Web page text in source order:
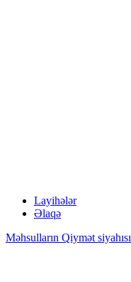
Layihələr
Əlaqə
Məhsulların Qiymət siyahısı